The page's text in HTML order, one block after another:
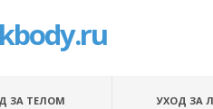
ЗА ТЕЛОМ УХОД ЗА